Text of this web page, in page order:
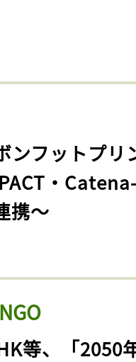
ンフットプリ
・
携〜
等、「2050